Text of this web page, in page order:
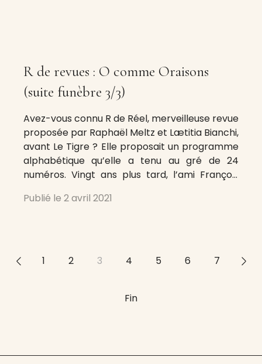
R de revues : O comme Oraisons
(suite funèbre 3/3)
Avez-vous connu R de Réel, merveilleuse revue
proposée par Raphaël Meltz et Lætitia Bianchi,
avant Le Tigre ? Elle proposait un programme
alphabétique qu’elle a tenu au gré de 24
numéros. Vingt ans plus tard, l’ami François
appliqué aux revues dont il extraira, dans les
Publié le 2 avril 2021
<< 1 2 3 4 5 6 7 >>
Fin